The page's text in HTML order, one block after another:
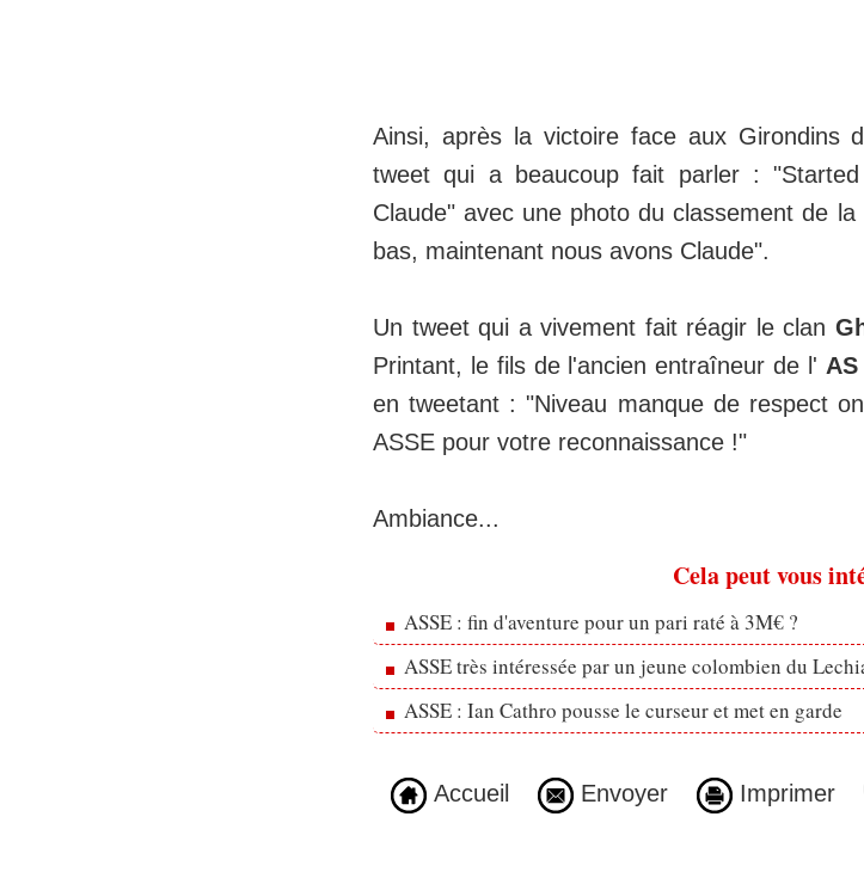
Ainsi, après la victoire face aux Girondins
tweet qui a beaucoup fait parler :
Claude" avec une photo du classement de
bas, maintenant nous avons Claude".
Un tweet qui a vivement fait réagir le clan
Printant, le fils de l'ancien entraîneur de l'
en tweetant : "Niveau manque de respect
ASSE pour votre reconnaissance !"
Ambiance...
Cela peut vous
ASSE : fin d'aventure pour un pari raté à 3M€ ?
ASSE très intéressée par un jeune colombien du
ASSE : Ian Cathro pousse le curseur et met en garde
Accueil Envoyer Imprimer